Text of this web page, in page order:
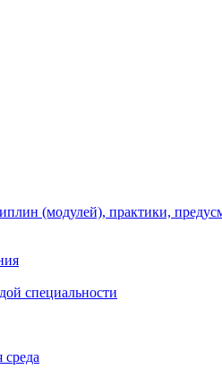
(модулей), практики,
специальности
среда